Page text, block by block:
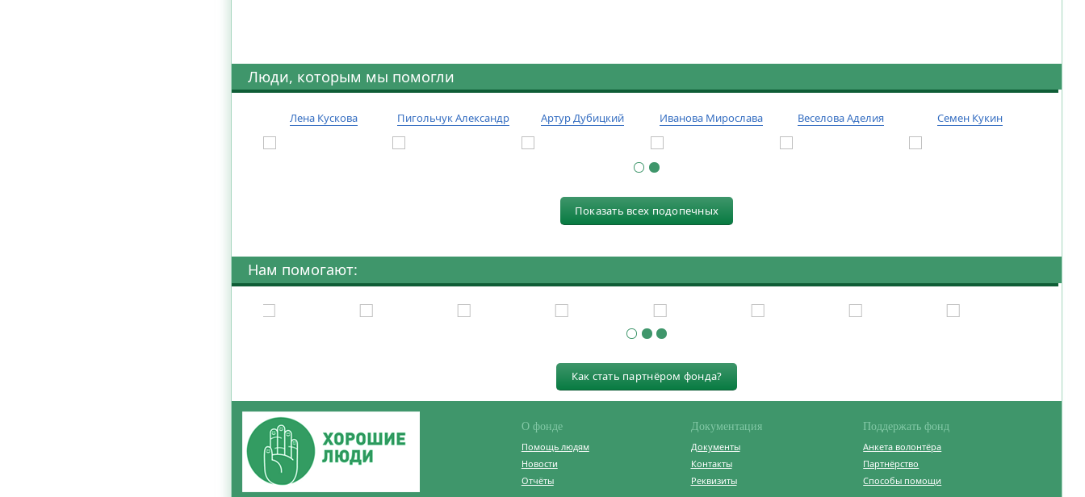
Люди, которым мы помогли
Лена Кускова Пигольчук Александр Артур Дубицкий Иванова Мирослава Веселова Аделия Семен Кукин
Показать всех подопечных
Нам помогают:
Как стать партнёром фонда?
О фонде
Помощь людям
Новости
Отчёты
Документация
Документы
Контакты
Реквизиты
Поддержать фонд
Анкета волонтёра
Партнёрство
Способы помощи